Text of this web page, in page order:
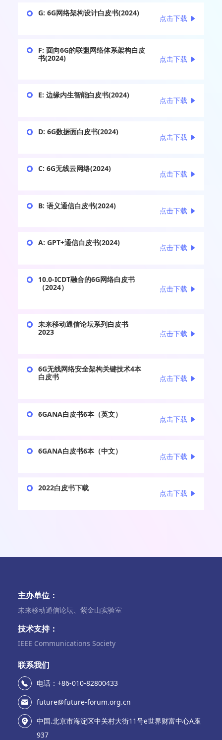
G: 6G网络架构设计白皮书(2024)
点击下载
F: 面向6G的联盟网络体系架构白皮
书(2024)
点击下载
E: 边缘内生智能白皮书(2024)
点击下载
D: 6G数据面白皮书(2024)
点击下载
C: 6G无线云网络(2024)
点击下载
B: 语义通信白皮书(2024)
点击下载
A: GPT+通信白皮书(2024)
点击下载
10.0-ICDT融合的6G网络白皮书
（2024）
点击下载
未来移动通信论坛系列白皮书
2023
点击下载
6G无线网络安全架构关键技术4本
白皮书
点击下载
6GANA白皮书6本（英文）
点击下载
6GANA白皮书6本（中文）
点击下载
2022白皮书下载
点击下载
主办单位：
未来移动通信论坛、紫金山实验室
技术支持：
IEEE Communications Society
联系我们
电话：+86-010-82800433
future@future-forum.org.cn
中国.北京市海淀区中关村大街11号e世界财富中心A座
937